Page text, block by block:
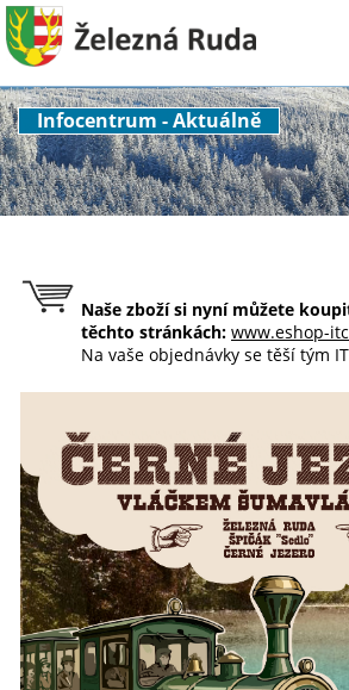
Infocentrum - Aktuálně
Naše zboží si nyní můžete
těchto stránkách: www.eshop-
Na vaše objednávky se těší tým